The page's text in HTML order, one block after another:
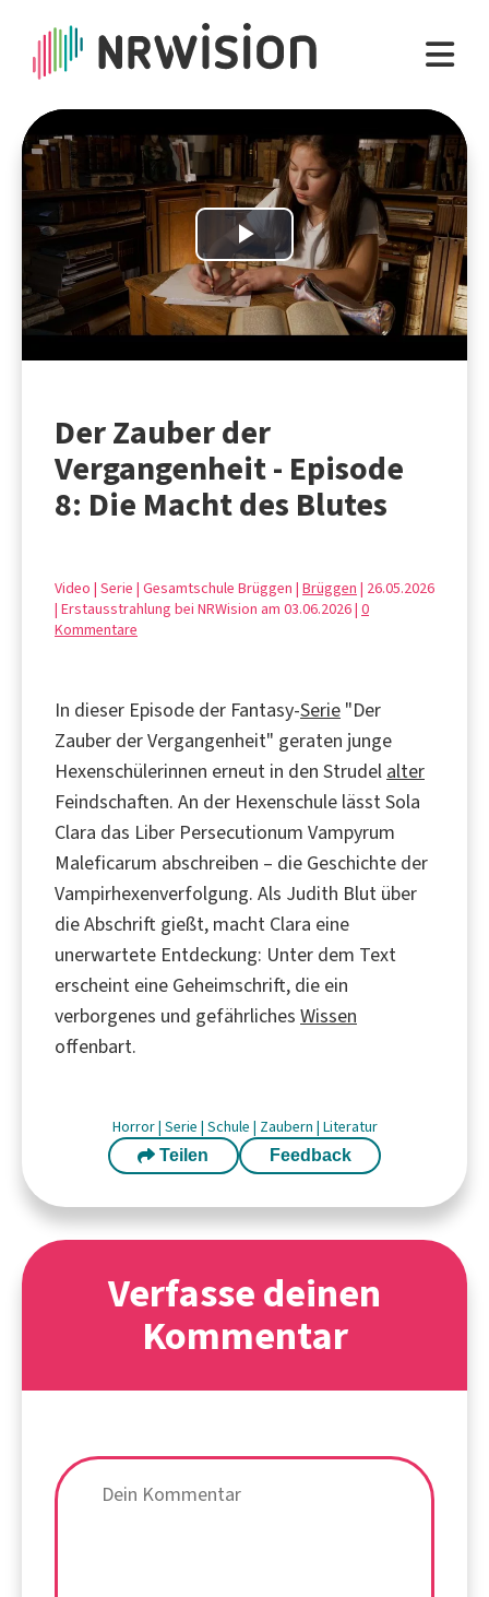
Play
Video
Der Zauber der
Vergangenheit - Episode
8: Die Macht des Blutes
Video | Serie | Gesamtschule Brüggen | Brüggen | 26.05.2026
| Erstausstrahlung bei NRWision am 03.06.2026 | 0
Kommentare
In dieser Episode der Fantasy-Serie "Der
Zauber der Vergangenheit" geraten junge
Hexenschülerinnen erneut in den Strudel alter
Feindschaften. An der Hexenschule lässt Sola
Clara das Liber Persecutionum Vampyrum
Maleficarum abschreiben – die Geschichte der
Vampirhexenverfolgung. Als Judith Blut über
die Abschrift gießt, macht Clara eine
unerwartete Entdeckung: Unter dem Text
erscheint eine Geheimschrift, die ein
verborgenes und gefährliches Wissen
offenbart.
Horror| Serie | Schule | Zaubern | Literatur
Teilen Feedback
Verfasse deinen
Kommentar